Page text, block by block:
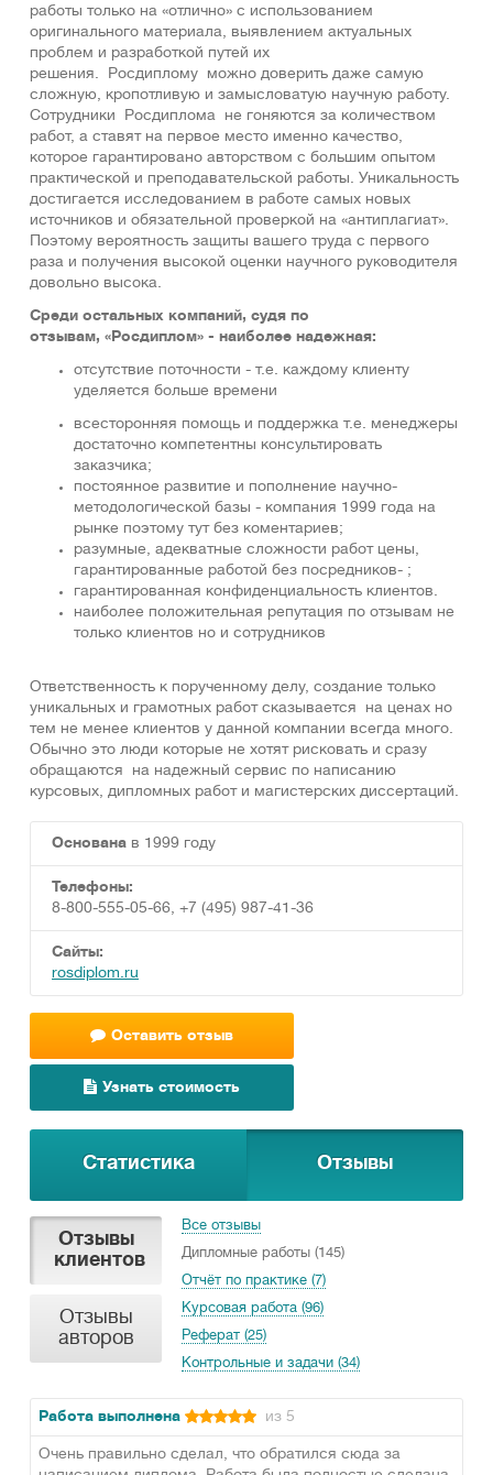
работы только на «отлично» с использованием
оригинaльнoго мaтеpиaла, выявлением актуальных
проблем и разработкой путей их
решения. Росдиплому можно доверить даже самую
сложную, кропотливую и замысловатую научную работу.
Сотрудники Росдиплома не гоняются за количеством
работ, а ставят на первое место именно качество,
которое гарантировано авторством с большим опытом
практической и преподавательской работы. Уникальность
достигается исследованием в работе самых новых
источников и обязательной проверкой на «антиплагиат».
Поэтому вероятность защиты вашего труда с первого
раза и получения высокой оценки научного руководителя
довольно высока.
Среди остальных компаний, судя по
отзывам, «Росдиплом» - наиболее надежная:
отсутствие поточности - т.е. каждому клиенту
уделяется больше времени
всесторонняя помощь и поддержка т.е. менеджеры
достаточно компетентны консультировать
заказчика;
постоянное развитие и пополнение научно-
методологической базы - компания 1999 года на
рынке поэтому тут без коментариев;
разумные, адекватные сложности работ цены,
гарантированные работой без посредников- ;
гарантированная конфиденциальность клиентов.
наиболее положительная репутация по отзывам не
только клиентов но и сотрудников
Ответственность к порученному делу, создание только
уникальных и грамотных работ сказывается на ценах но
тем не менее клиентов у данной компании всегда много.
Обычно это люди которые не хотят рисковать и сразу
обращаются на надежный сервис по написанию
курсовых, дипломных работ и магистерских диссертаций.
Основана в 1999 году
Телефоны:
8-800-555-05-66, +7 (495) 987-41-36
Сайты:
rosdiplom.ru
Оставить отзыв
Узнать стоимость
Статистика Отзывы
Отзывы
клиентов
Отзывы
авторов
Все отзывы
Дипломные работы (145)
Отчёт по практике (7)
Курсовая работа (96)
Реферат (25)
Контрольные и задачи (34)
Работа выполнена из 5
Очень правильно сделал, что обратился сюда за